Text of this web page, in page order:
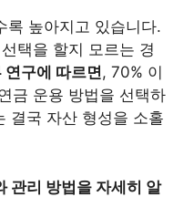
록 높아지고 있습니다.
택을 할지 모르는 경
연구에 따르면, 70% 이
금 운용 방법을 선택하
결국 자산 형성을 소홀
관리 방법을 자세히 알